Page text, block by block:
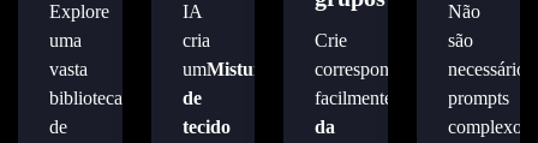
Explore
uma
vasta
biblioteca
de
IA
cria
umMistura
de
tecido
Crie
correspondência
facilmente
Identidade
da
Não
são
necessários
prompts
complexos.